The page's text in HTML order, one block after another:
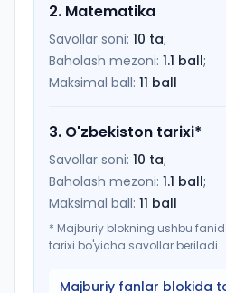
2. Matematika
Savollar soni: 10 ta;
Baholash mezoni: 1.1 ball;
Maksimal ball: 11 ball
3. O'zbekiston tarixi*
Savollar soni: 10 ta;
Baholash mezoni: 1.1 ball;
Maksimal ball: 11 ball
* Majburiy blokning ushbu
tarixi bo'yicha savollar beriladi.
Majburiy fanlar blokida